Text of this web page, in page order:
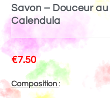
Savon – Douceur
Calendula
€7.50
Composition: